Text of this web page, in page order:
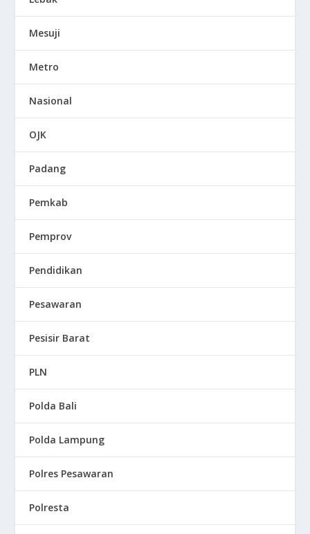
Mesuji
Metro
Nasional
OJK
Padang
Pemkab
Pemprov
Pendidikan
Pesawaran
Pesisir Barat
PLN
Polda Bali
Polda Lampung
Polres Pesawaran
Polresta